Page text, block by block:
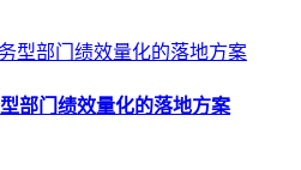
部门绩效量化的落地方案